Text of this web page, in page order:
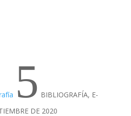
5 BIBLIOGRAFÍA, E-
DE 2020